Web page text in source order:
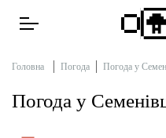
Головна Погода Погода у
Погода у